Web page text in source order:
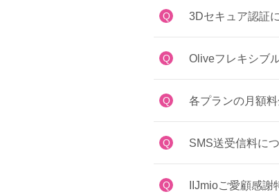
Q 3Dセキュア認証
Q Oliveフレキシブ
Q 各プランの月額
Q SMS送受信料に
Q IIJmioご愛顧感